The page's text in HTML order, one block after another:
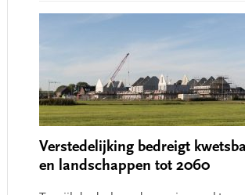
Verstedelijking bedreigt
en landschappen tot 2060